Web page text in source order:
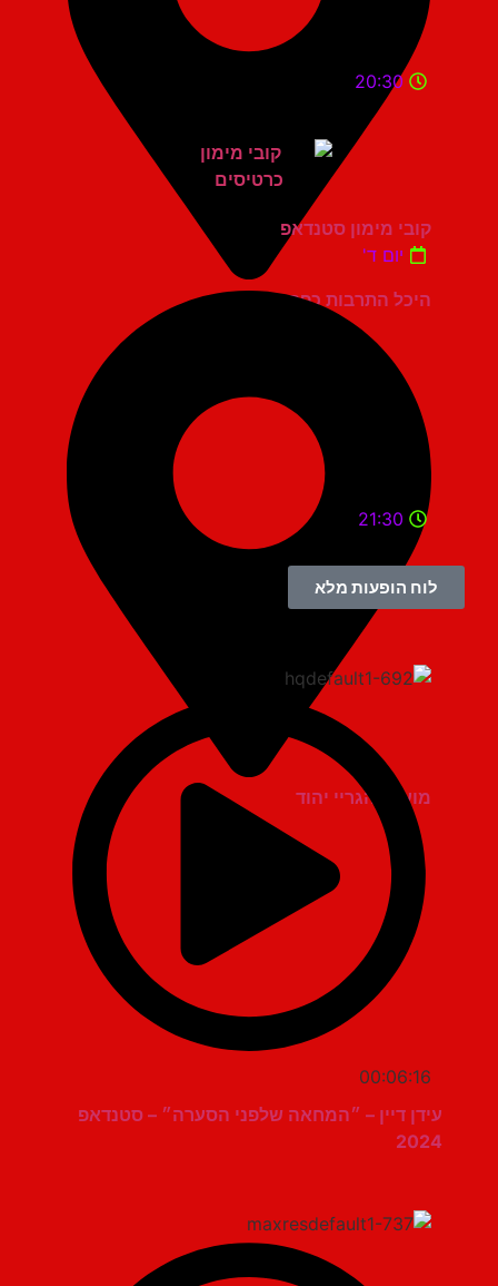
היכל התרבות כפר סבא
20:30
קובי מימון סטנדאפ
יום ד'
מועדון הגריי יהוד
21:30
לוח הופעות מלא
00:06:16
עידן דיין – ״המחאה שלפני הסערה״ – סטנדאפ